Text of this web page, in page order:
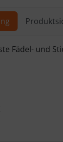
Fädel- und